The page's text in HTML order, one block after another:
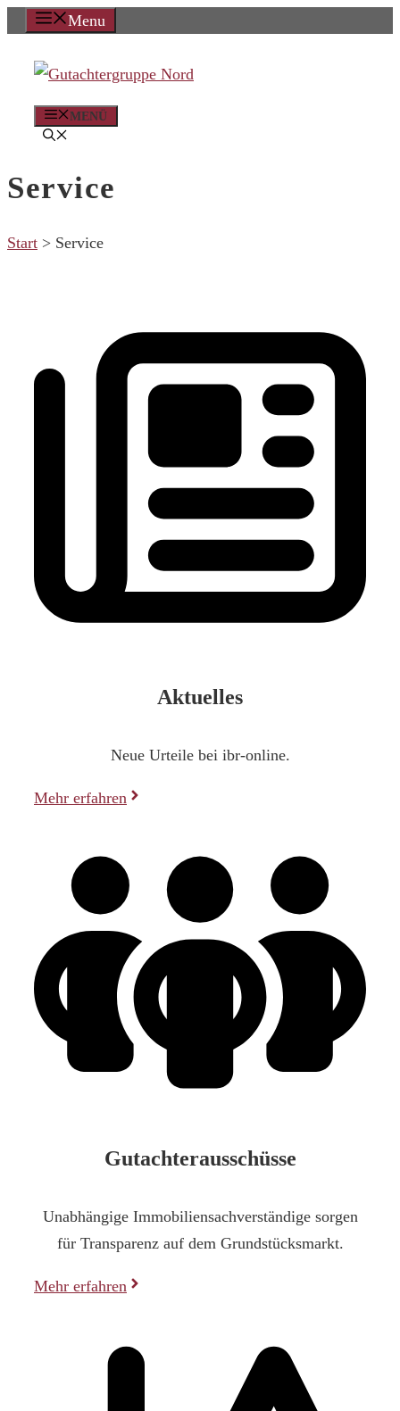
Zum
springen
Menu
MENÜ
Service
Start > Service
Aktuelles
Neue Urteile bei ibr-online.
Mehr erfahren
Gutachterausschüsse
Unabhängige Immobiliensachverständige sorgen
für Transparenz auf dem Grundstücksmarkt.
Mehr erfahren